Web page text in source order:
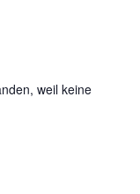
weil keine